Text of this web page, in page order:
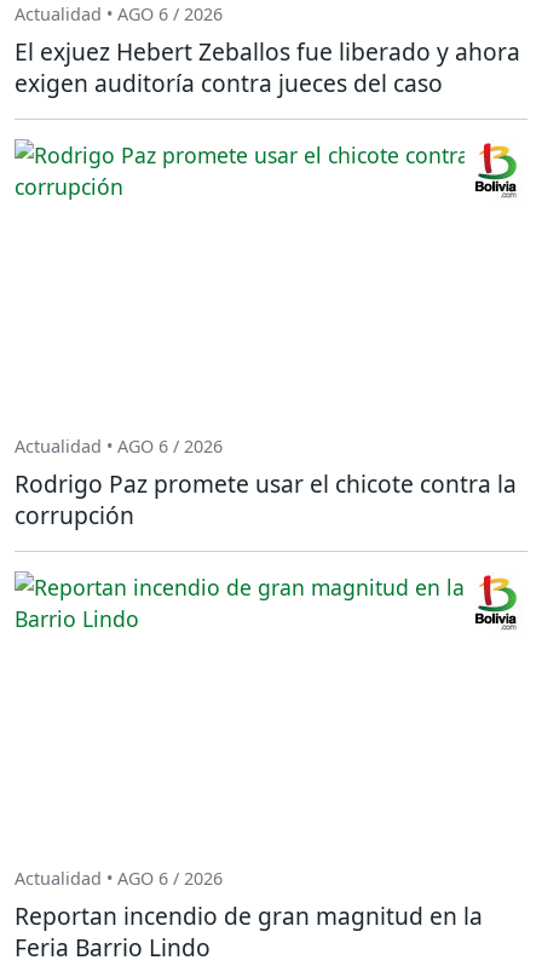
Actualidad • AGO 6 / 2026
El exjuez Hebert Zeballos fue liberado y ahora
exigen auditoría contra jueces del caso
Actualidad • AGO 6 / 2026
Rodrigo Paz promete usar el chicote contra la
corrupción
Actualidad • AGO 6 / 2026
Reportan incendio de gran magnitud en la
Feria Barrio Lindo